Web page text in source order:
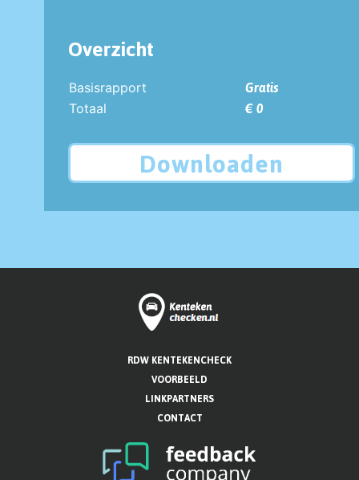
Overzicht
Basisrapport
Gratis
Totaal
€ 0
Downloaden
RDW KENTEKENCHECK
VOORBEELD
LINKPARTNERS
CONTACT